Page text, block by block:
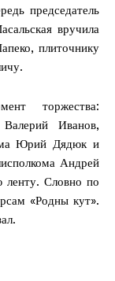
председатель
вручила
плиточнику
торжества:
Валерий Иванов,
Юрий Дядюк и
Андрей
ленту. Словно по
«Родны кут».